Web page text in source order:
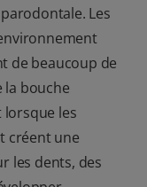
Les
de beaucoup de
la bouche
lorsque les
créent une
les dents, des